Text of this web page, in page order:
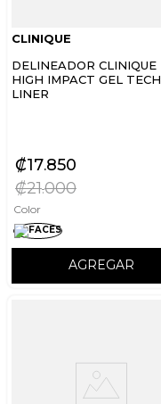
CLINIQUE
DELINEADOR CLINIQUE
HIGH IMPACT GEL TECH
LINER
₡21000
₡17850
Color
AGREGAR